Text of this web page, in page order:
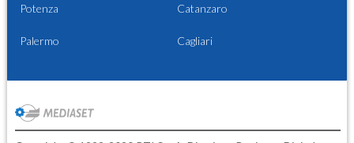
Potenza Catanzaro
Palermo Cagliari